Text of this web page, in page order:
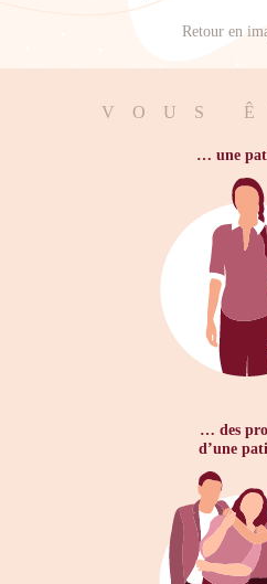
Retour en
VOUS
… une
… des
d’une